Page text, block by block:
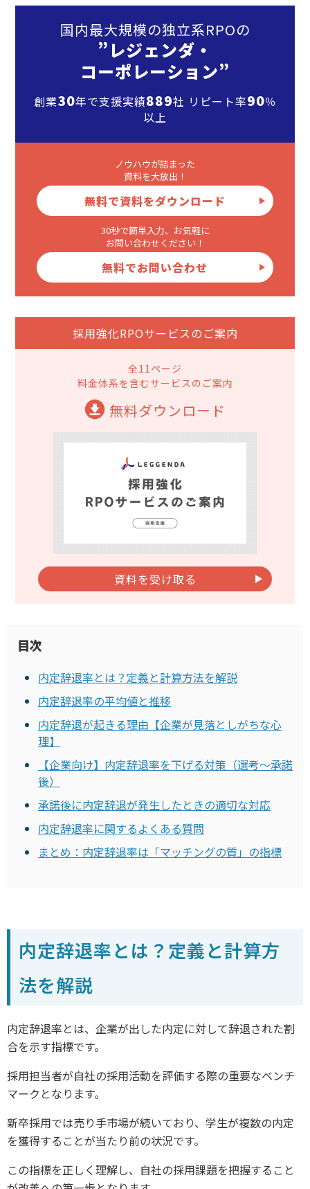
国内最大規模の独立系RPOの
”レジェンダ・
コーポレーション”
創業30年で支援実績889社 リピート率90％
以上
ノウハウが詰まった
資料を大放出！
無料で資料をダウンロード
30秒で簡単入力、お気軽に
お問い合わせください！
無料でお問い合わせ
採用強化RPOサービスのご案内
全11ページ
料金体系を含むサービスのご案内
無料ダウンロード
資料を受け取る
目次
内定辞退率とは？定義と計算方法を解説
内定辞退率の平均値と推移
内定辞退が起きる理由【企業が見落としがちな心
理】
【企業向け】内定辞退率を下げる対策（選考〜承諾
後）
承諾後に内定辞退が発生したときの適切な対応
内定辞退率に関するよくある質問
まとめ：内定辞退率は「マッチングの質」の指標
内定辞退率とは？定義と計算方
法を解説
内定辞退率とは、企業が出した内定に対して辞退された割
合を示す指標です。
採用担当者が自社の採用活動を評価する際の重要なベンチ
マークとなります。
新卒採用では売り手市場が続いており、学生が複数の内定
を獲得することが当たり前の状況です。
この指標を正しく理解し、自社の採用課題を把握すること